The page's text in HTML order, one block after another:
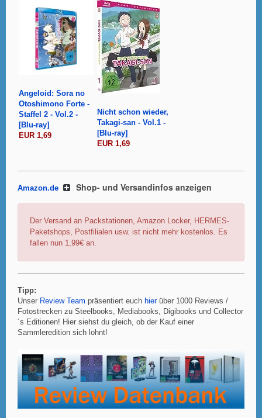
Angeloid: Sora no
Otoshimono Forte -
Staffel 2 - Vol.2 -
[Blu-ray]
EUR 1,69
Nicht schon wieder,
Takagi-san - Vol.1 -
[Blu-ray]
EUR 1,69
Amazon.de Shop- und Versandinfos anzeigen
Der Versand an Packstationen, Amazon Locker, HERMES-
Paketshops, Postfilialen usw. ist nicht mehr kostenlos. Es
fallen nun 1,99€ an.
Tipp:
Unser Review Team präsentiert euch hierüber 1000 Reviews /
Fotostrecken zu Steelbooks, Mediabooks, Digibooks und Collector
´s Editionen! Hier siehst du gleich, ob der Kauf einer
Sammleredition sich lohnt!